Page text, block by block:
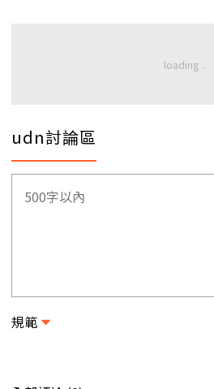
udn討論區
規範